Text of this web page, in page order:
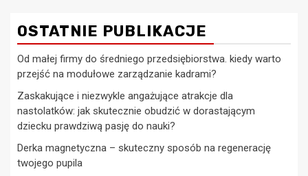
OSTATNIE PUBLIKACJE
Od małej firmy do średniego przedsiębiorstwa. kiedy warto
przejść na modułowe zarządzanie kadrami?
Zaskakujące i niezwykle angażujące atrakcje dla
nastolatków: jak skutecznie obudzić w dorastającym
dziecku prawdziwą pasję do nauki?
Derka magnetyczna – skuteczny sposób na regenerację
twojego pupila